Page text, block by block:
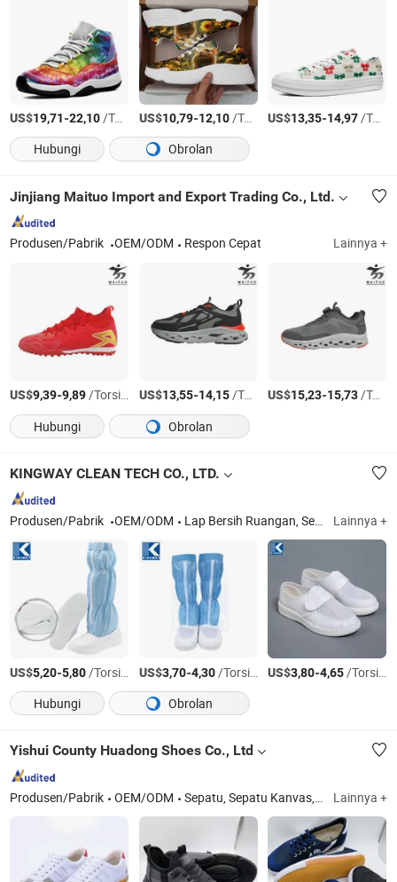
US$19,71-22,10/Torsi AS US$10,79-12,10/Torsi AS US$13,35-14,97/Torsi AS
Hubungi
Obrolan
Jinjiang Maituo Import and Export Trading Co., Ltd.
Produsen/Pabrik OEM/ODM Respon Cepat Lainnya +
US$9,39-9,89/Torsi AS US$13,55-14,15/Torsi AS US$15,23-15,73/Torsi AS
Hubungi
Obrolan
KINGWAY CLEAN TECH CO., LTD.
Produsen/Pabrik OEM/ODM Lap Bersih Ruangan, Sepatu Bersih Ruangan, Konsumabel Bersih Ruangan, Selip ESD, Nampan Plastik, Sarung Tangan Nitril Lainnya +
US$5,20-5,80/Torsi AS US$3,70-4,30/Torsi AS US$3,80-4,65/Torsi AS
Hubungi
Obrolan
Yishui County Huadong Shoes Co., Ltd
Produsen/Pabrik OEM/ODM Sepatu, Sepatu Kanvas, Sepatu Kerja, Sepatu Santai, Sepatu Karet, Sepatu Vulkanisir, Sepatu Olahraga, Sepatu Anak, Sepatu Keselamatan, Plimsolls Lainnya +